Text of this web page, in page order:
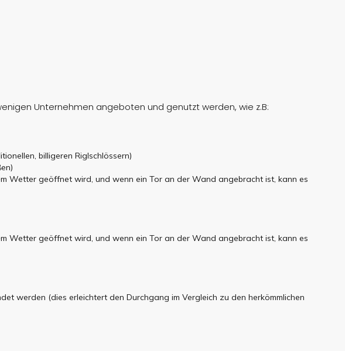
Unternehmen angeboten und genutzt werden, wie z.B:
billigeren Riglschlössern)
Wetter geöffnet wird, und wenn ein Tor an der Wand angebracht ist, kann es
Wetter geöffnet wird, und wenn ein Tor an der Wand angebracht ist, kann es
werden (dies erleichtert den Durchgang im Vergleich zu den herkömmlichen